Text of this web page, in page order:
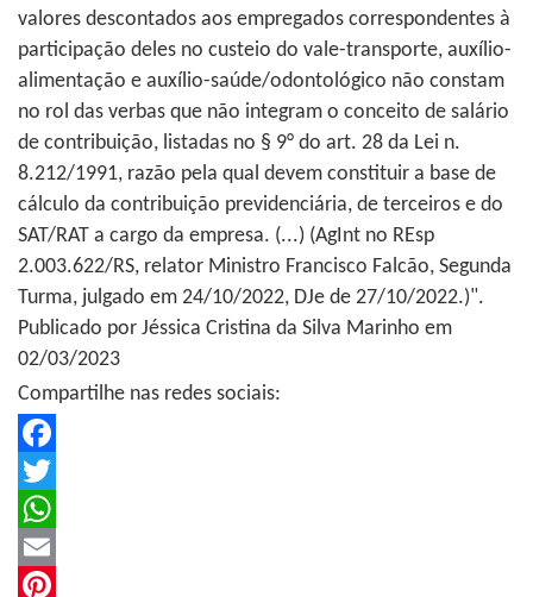
valores descontados aos empregados correspondentes à
participação deles no custeio do vale-transporte, auxílio-
alimentação e auxílio-saúde/odontológico não constam
no rol das verbas que não integram o conceito de salário
de contribuição, listadas no § 9° do art. 28 da Lei n.
8.212/1991, razão pela qual devem constituir a base de
cálculo da contribuição previdenciária, de terceiros e do
SAT/RAT a cargo da empresa. (...) (AgInt no REsp
2.003.622/RS, relator Ministro Francisco Falcão, Segunda
Turma, julgado em 24/10/2022, DJe de 27/10/2022.)".
Publicado por Jéssica Cristina da Silva Marinho em
02/03/2023
Compartilhe nas redes sociais:
Facebook
Twitter
WhatsApp
Email